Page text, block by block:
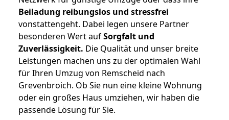
Beiladung reibungslos und stressfrei
vonstattengeht. Dabei legen unsere Partner
besonderen Wert aufSorgfalt und
Zuverlässigkeit. Die Qualität und unser breite
Leistungen machen uns zu der optimalen Wahl
für Ihren Umzug von Remscheid nach
Grevenbroich. Ob Sie nun eine kleine Wohnung
oder ein großes Haus umziehen, wir haben die
passende Lösung für Sie.